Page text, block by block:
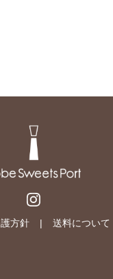
方針 送料について